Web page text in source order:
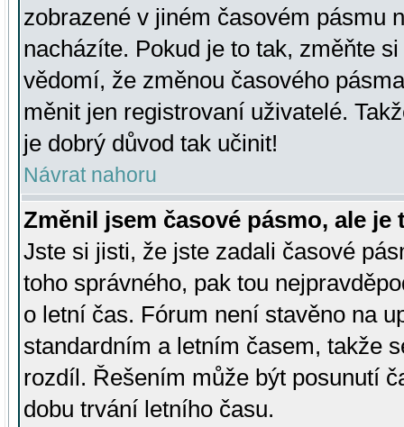
zobrazené v jiném časovém pásmu
nacházíte. Pokud je to tak, změňte
vědomí, že změnou časového
měnit jen registrovaní uživatelé.
je dobrý důvod tak učinit!
Návrat nahoru
Změnil jsem časové pásmo, ale je
Jste si jisti, že jste zadali časové
toho správného, pak tou
o letní čas. Fórum není stavěno na
standardním a letním časem, takže
rozdíl. Řešením může být posunutí
dobu trvání letního času.